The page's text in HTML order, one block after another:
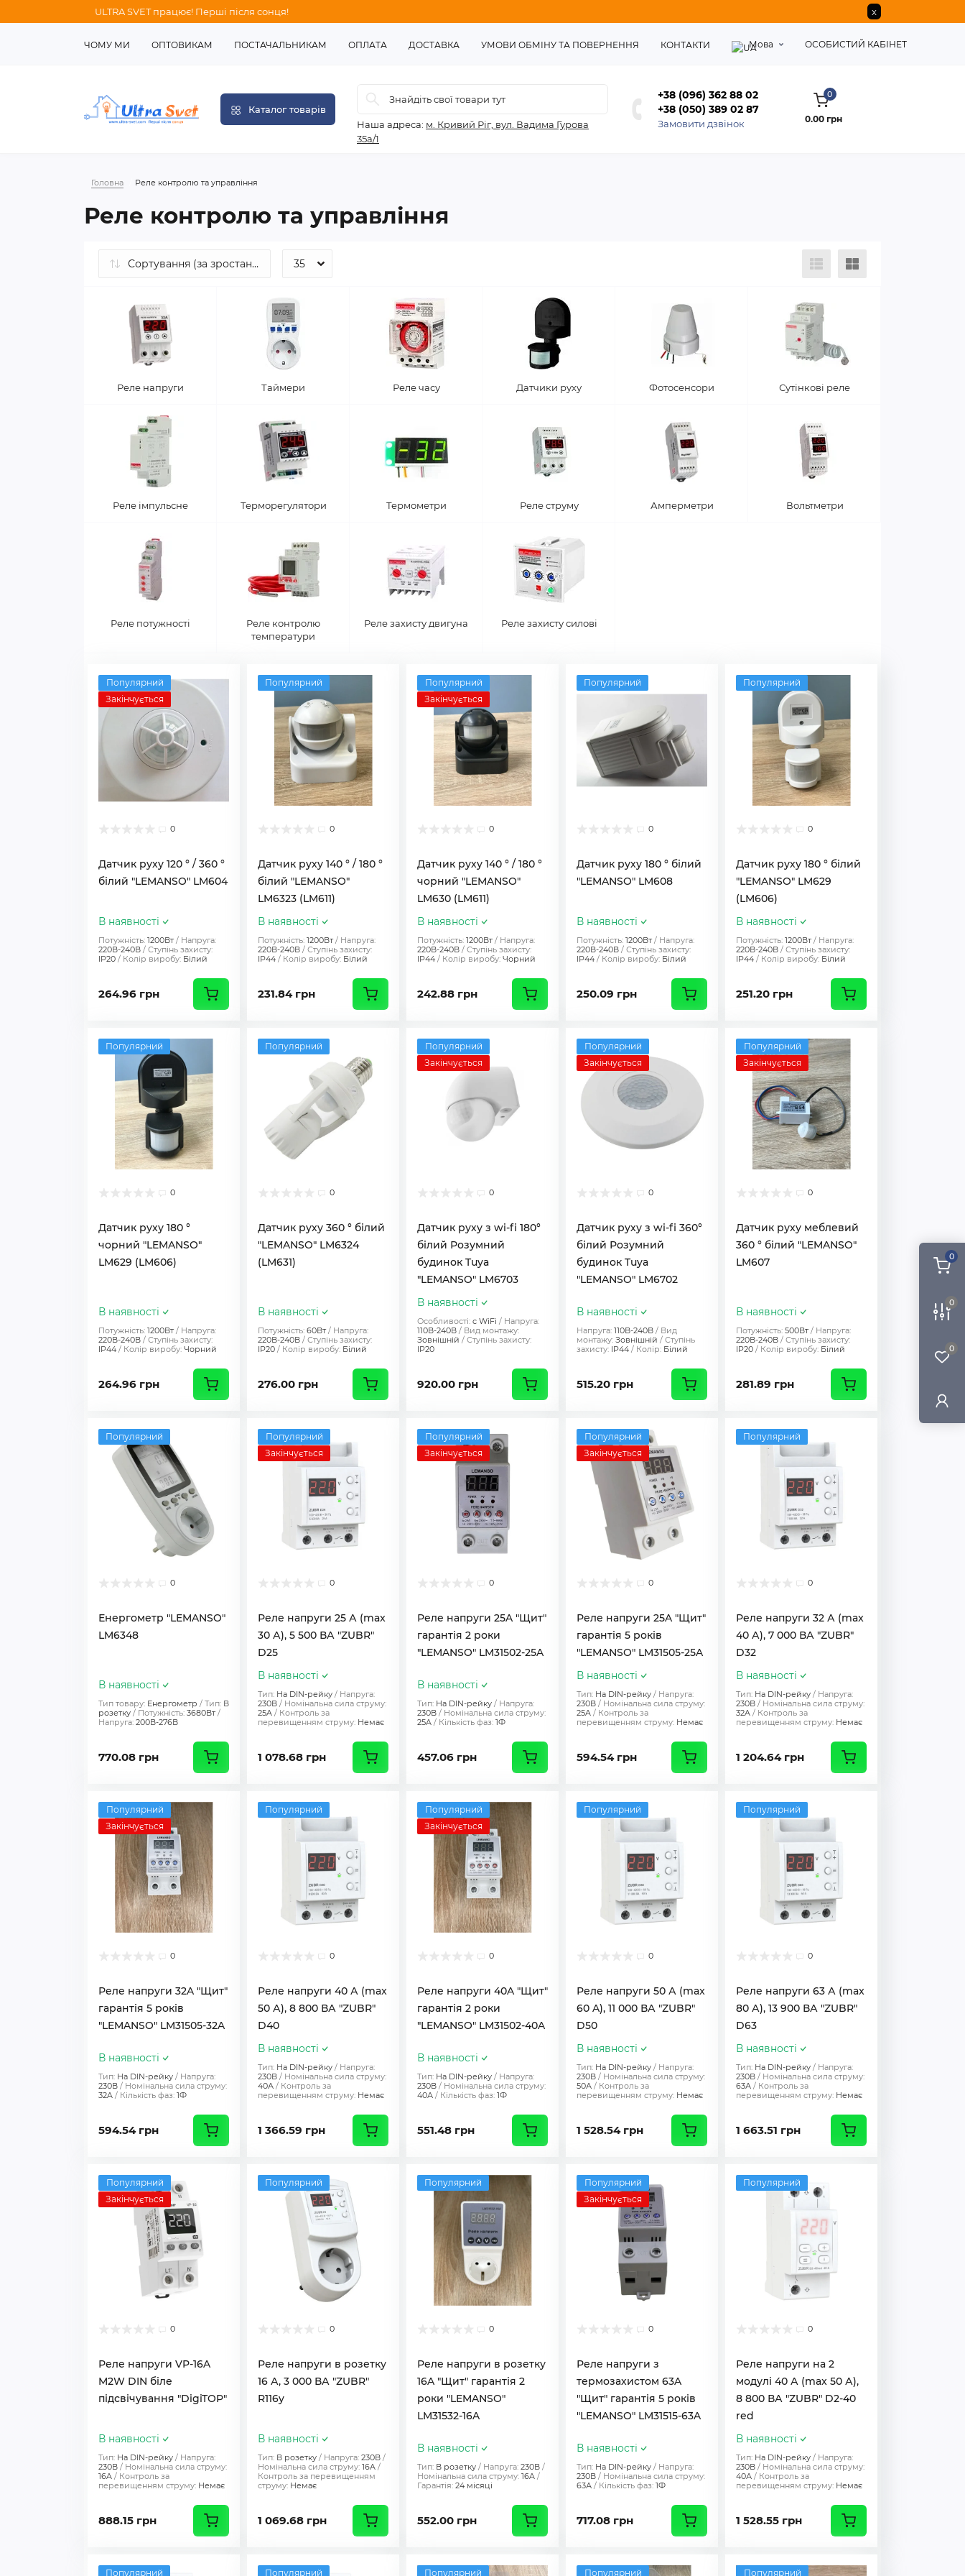
0
0
0
ULTRA SVET працює! Перші після сонця! x
ЧОМУ МИ ОПТОВИКАМ ПОСТАЧАЛЬНИКАМ ОПЛАТА ДОСТАВКА УМОВИ ОБМІНУ ТА ПОВЕРНЕННЯ КОНТАКТИ Мова ОСОБИСТИЙ КАБІНЕТ
Каталог товарів
Наша адреса: м. Кривий Ріг, вул. Вадима Гурова
35а/1
+38 (096) 362 88 02
+38 (050) 389 02 87
Замовити дзвінок
0
0.00 грн
Головна Реле контролю та управління
Реле контролю та управління
Реле напруги Таймери Реле часу Датчики руху Фотосенсори Сутінкові реле
Реле імпульсне Терморегулятори Термометри Реле струму Амперметри Вольтметри
Реле потужності
Реле контролю
температури
Реле захисту двигуна Реле захисту силові
Популярний
Закінчується
0
Датчик руху 120 ° / 360 °
білий "LEMANSO" LM604
В наявності
Потужність: 1200Вт
Напруга:
220В-240В
Ступінь захисту:
IP20
Колір виробу: Білий
264.96 грн
Популярний
0
Датчик руху 140 ° / 180 °
білий "LEMANSO"
LM6323 (LM611)
В наявності
Потужність: 1200Вт
Напруга:
220В-240В
Ступінь захисту:
IP44
Колір виробу: Білий
231.84 грн
Популярний
Закінчується
0
Датчик руху 140 ° / 180 °
чорний "LEMANSO"
LM630 (LM611)
В наявності
Потужність: 1200Вт
Напруга:
220В-240В
Ступінь захисту:
IP44
Колір виробу: Чорний
242.88 грн
Популярний
0
Датчик руху 180 ° білий
"LEMANSO" LM608
В наявності
Потужність: 1200Вт
Напруга:
220В-240В
Ступінь захисту:
IP44
Колір виробу: Білий
250.09 грн
Популярний
0
Датчик руху 180 ° білий
"LEMANSO" LM629
(LM606)
В наявності
Потужність: 1200Вт
Напруга:
220В-240В
Ступінь захисту:
IP44
Колір виробу: Білий
251.20 грн
Популярний
0
Датчик руху 180 °
чорний "LEMANSO"
LM629 (LM606)
В наявності
Потужність: 1200Вт
Напруга:
220В-240В
Ступінь захисту:
IP44
Колір виробу: Чорний
264.96 грн
Популярний
0
Датчик руху 360 ° білий
"LEMANSO" LM6324
(LM631)
В наявності
Потужність: 60Вт
Напруга:
220В-240В
Ступінь захисту:
IP20
Колір виробу: Білий
276.00 грн
Популярний
Закінчується
0
Датчик руху з wi-fi 180°
білий Розумний
будинок Tuya
"LEMANSO" LM6703
В наявності
Особливості: c WiFi
Напруга:
110В-240В
Вид монтажу:
Зовнішній
Ступінь захисту:
IP20
920.00 грн
Популярний
Закінчується
0
Датчик руху з wi-fi 360°
білий Розумний
будинок Tuya
"LEMANSO" LM6702
В наявності
Напруга: 110В-240В
Вид
монтажу: Зовнішній
Ступінь
захисту: IP44 Колір: Білий
515.20 грн
Популярний
Закінчується
0
Датчик руху меблевий
360 ° білий "LEMANSO"
LM607
В наявності
Потужність: 500Вт
Напруга:
220В-240В
Ступінь захисту:
IP20
Колір виробу: Білий
281.89 грн
Популярний
0
Енергометр "LEMANSO"
LM6348
В наявності
Тип товару: Енергометр Тип: В
розетку
Потужність: 3680Вт
Напруга: 200В-276В
770.08 грн
Популярний
Закінчується
0
Реле напруги 25 А (max
30 А), 5 500 ВА "ZUBR"
D25
В наявності
Тип: На DIN-рейку
Напруга:
230В
Номінальна сила струму:
25A
Контроль за
перевищенням струму: Немає
1 078.68 грн
Популярний
Закінчується
0
Реле напруги 25A "Щит"
гарантія 2 роки
"LEMANSO" LM31502-25A
В наявності
Тип: На DIN-рейку
Напруга:
230В
Номінальна сила струму:
25A
Кількість фаз: 1Ф
457.06 грн
Популярний
Закінчується
0
Реле напруги 25A "Щит"
гарантія 5 років
"LEMANSO" LM31505-25A
В наявності
Тип: На DIN-рейку
Напруга:
230В
Номінальна сила струму:
25A
Контроль за
перевищенням струму: Немає
594.54 грн
Популярний
0
Реле напруги 32 А (max
40 А), 7 000 ВА "ZUBR"
D32
В наявності
Тип: На DIN-рейку
Напруга:
230В
Номінальна сила струму:
32A
Контроль за
перевищенням струму: Немає
1 204.64 грн
Популярний
Закінчується
0
Реле напруги 32A "Щит"
гарантія 5 років
"LEMANSO" LM31505-32A
В наявності
Тип: На DIN-рейку
Напруга:
230В
Номінальна сила струму:
32A
Кількість фаз: 1Ф
594.54 грн
Популярний
0
Реле напруги 40 А (max
50 А), 8 800 ВА "ZUBR"
D40
В наявності
Тип: На DIN-рейку
Напруга:
230В
Номінальна сила струму:
40А
Контроль за
перевищенням струму: Немає
1 366.59 грн
Популярний
Закінчується
0
Реле напруги 40A "Щит"
гарантія 2 роки
"LEMANSO" LM31502-40A
В наявності
Тип: На DIN-рейку
Напруга:
230В
Номінальна сила струму:
40А
Кількість фаз: 1Ф
551.48 грн
Популярний
0
Реле напруги 50 А (max
60 A), 11 000 ВА "ZUBR"
D50
В наявності
Тип: На DIN-рейку
Напруга:
230В
Номінальна сила струму:
50А
Контроль за
перевищенням струму: Немає
1 528.54 грн
Популярний
0
Реле напруги 63 А (max
80 А), 13 900 ВА "ZUBR"
D63
В наявності
Тип: На DIN-рейку
Напруга:
230В
Номінальна сила струму:
63А
Контроль за
перевищенням струму: Немає
1 663.51 грн
Популярний
Закінчується
0
Реле напруги VP-16A
M2W DIN біле
підсвічування "DigiTOP"
В наявності
Тип: На DIN-рейку
Напруга:
230В
Номінальна сила струму:
16A
Контроль за
перевищенням струму: Немає
888.15 грн
Популярний
0
Реле напруги в розетку
16 А, 3 000 ВА "ZUBR"
R116y
В наявності
Тип: В розетку Напруга: 230В
Номінальна сила струму: 16A
Контроль за перевищенням
струму: Немає
1 069.68 грн
Популярний
0
Реле напруги в розетку
16A "Щит" гарантія 2
роки "LEMANSO"
LM31532-16A
В наявності
Тип: В розетку Напруга: 230В
Номінальна сила струму: 16A
Гарантія: 24 місяці
552.00 грн
Популярний
Закінчується
0
Реле напруги з
термозахистом 63A
"Щит" гарантія 5 років
"LEMANSO" LM31515-63A
В наявності
Тип: На DIN-рейку
Напруга:
230В
Номінальна сила струму:
63А
Кількість фаз: 1Ф
717.08 грн
Популярний
0
Реле напруги на 2
модулі 40 А (max 50 А),
8 800 ВА "ZUBR" D2-40
red
В наявності
Тип: На DIN-рейку
Напруга:
230В
Номінальна сила струму:
40А
Контроль за
перевищенням струму: Немає
1 528.55 грн
Популярний Популярний Популярний Популярний Популярний